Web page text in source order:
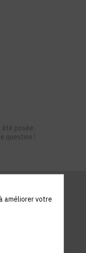
été posée.
question !
améliorer votre